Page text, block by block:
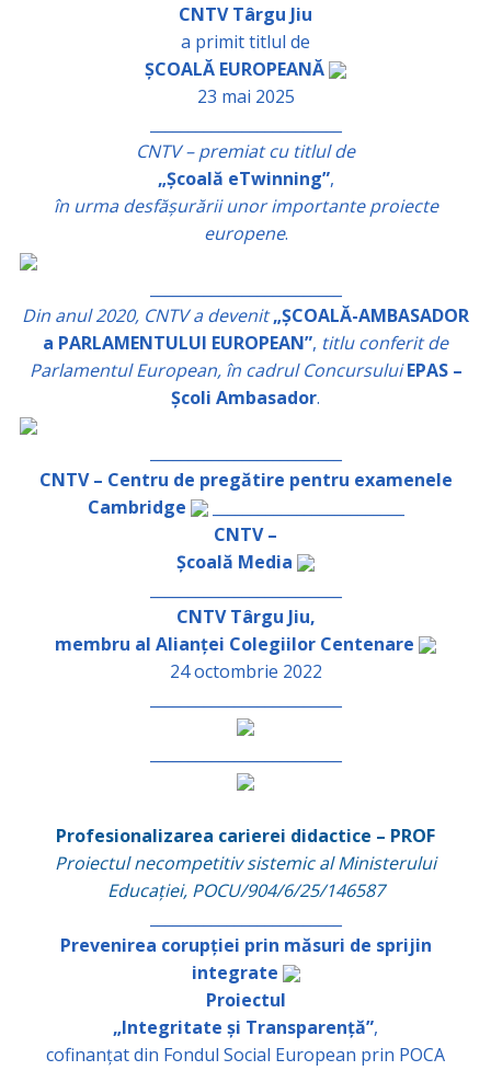
CNTV Târgu Jiu
a primit titlul de
ȘCOALĂ EUROPEANĂ
23 mai 2025
CNTV – premiat cu titlul de
„Școală eTwinning”,
în urma desfășurării unor importante proiecte
europene.
Din anul 2020, CNTV a devenit „ȘCOALĂ-AMBASADOR
a PARLAMENTULUI EUROPEAN”, titlu conferit de
Parlamentul European, în cadrul Concursului EPAS –
Școli Ambasador.
CNTV – Centru de pregătire pentru examenele
Cambridge
_________________________
CNTV –
Școală Media
CNTV Târgu Jiu,
membru al Alianței Colegiilor Centenare
24 octombrie 2022
Profesionalizarea carierei didactice – PROF
Proiectul necompetitiv sistemic al Ministerului
Educației, POCU/904/6/25/146587
Prevenirea corupției prin măsuri de sprijin
integrate
Proiectul
„Integritate și Transparență”,
cofinanțat din Fondul Social European prin POCA